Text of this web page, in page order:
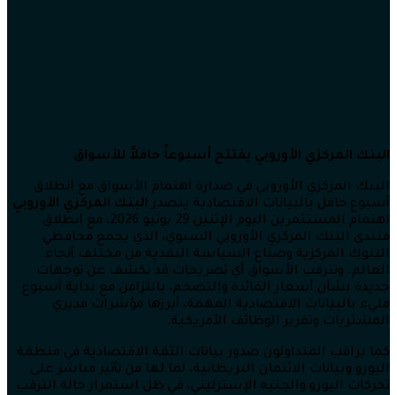
البنك المركزي الأوروبي يفتتح أسبوعاً حافلاً للأسواق
البنك المركزي الأوروبي في صدارة اهتمام الأسواق مع انطلاق
أسبوع حافل بالبيانات الاقتصادية يتصدر البنك المركزي الأوروبي
اهتمام المستثمرين اليوم الإثنين 29 يونيو 2026، مع انطلاق
منتدى البنك المركزي الأوروبي السنوي، الذي يجمع محافظي
البنوك المركزية وصناع السياسة النقدية من مختلف أنحاء
العالم. وتترقب الأسواق أي تصريحات قد تكشف عن توجهات
جديدة بشأن أسعار الفائدة والتضخم، بالتزامن مع بداية أسبوع
مليء بالبيانات الاقتصادية المهمة، أبرزها مؤشرات مديري
المشتريات وتقرير الوظائف الأمريكية.
كما يراقب المتداولون صدور بيانات الثقة الاقتصادية في منطقة
اليورو وبيانات الائتمان البريطانية، لما لها من تأثير مباشر على
تحركات اليورو والجنيه الإسترليني، في ظل استمرار حالة الترقب